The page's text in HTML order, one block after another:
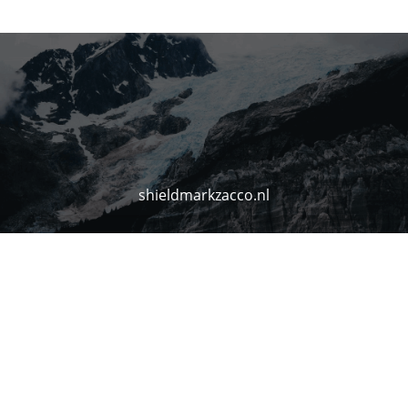
shieldmarkzacco.nl